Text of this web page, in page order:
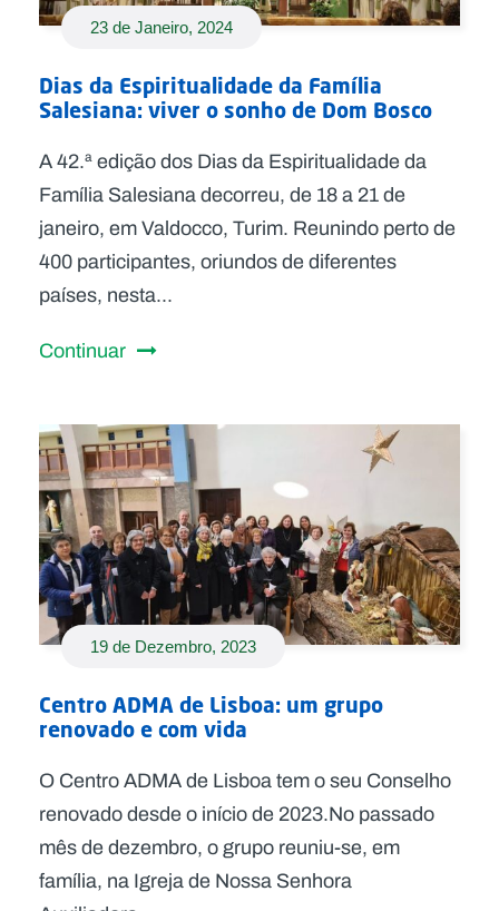
23 de Janeiro, 2024
Dias da Espiritualidade da Família
Salesiana: viver o sonho de Dom Bosco
A 42.ª edição dos Dias da Espiritualidade da
Família Salesiana decorreu, de 18 a 21 de
janeiro, em Valdocco, Turim. Reunindo perto de
400 participantes, oriundos de diferentes
países, nesta...
Continuar
19 de Dezembro, 2023
Centro ADMA de Lisboa: um grupo
renovado e com vida
O Centro ADMA de Lisboa tem o seu Conselho
renovado desde o início de 2023.No passado
mês de dezembro, o grupo reuniu-se, em
família, na Igreja de Nossa Senhora